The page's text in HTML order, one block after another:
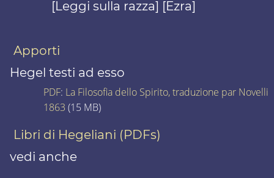
[Leggi sulla razza] [Ezra]
Apporti
Hegel testi ad esso
PDF: La Filosofia dello Spirito, traduzione par Novelli
1863 (15 MB)
Libri di Hegeliani (PDFs)
vedi anche